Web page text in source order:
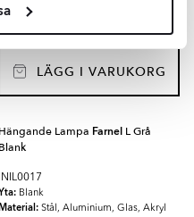
SEK1369SEK-32%
LÄGG I VARUKORG
Hängande Lampa Farnel L Grå
Blank
INIL0017
Blank
Stål, Aluminium, Glas, Akryl